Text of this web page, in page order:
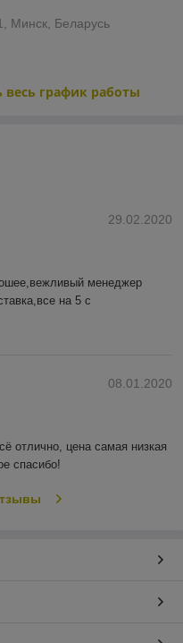
зданий. Потолок
потолков и не только.
Минск, Беларусь
весь график работы
29.02.2020
менеджер
на 5 с
08.01.2020
отлично, цена самая низкая
спасибо!